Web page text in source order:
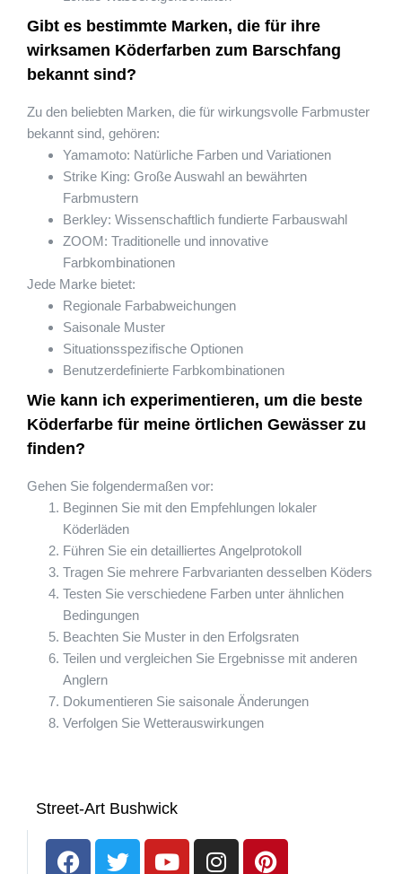
Gibt es bestimmte Marken, die für ihre
wirksamen Köderfarben zum Barschfang
bekannt sind?
Zu den beliebten Marken, die für wirkungsvolle Farbmuster
bekannt sind, gehören:
Yamamoto: Natürliche Farben und Variationen
Strike King: Große Auswahl an bewährten
Farbmustern
Berkley: Wissenschaftlich fundierte Farbauswahl
ZOOM: Traditionelle und innovative
Farbkombinationen
Jede Marke bietet:
Regionale Farbabweichungen
Saisonale Muster
Situationsspezifische Optionen
Benutzerdefinierte Farbkombinationen
Wie kann ich experimentieren, um die beste
Köderfarbe für meine örtlichen Gewässer zu
finden?
Gehen Sie folgendermaßen vor:
Beginnen Sie mit den Empfehlungen lokaler
Köderläden
Führen Sie ein detailliertes Angelprotokoll
Tragen Sie mehrere Farbvarianten desselben Köders
Testen Sie verschiedene Farben unter ähnlichen
Bedingungen
Beachten Sie Muster in den Erfolgsraten
Teilen und vergleichen Sie Ergebnisse mit anderen
Anglern
Dokumentieren Sie saisonale Änderungen
Verfolgen Sie Wetterauswirkungen
Street-Art Bushwick